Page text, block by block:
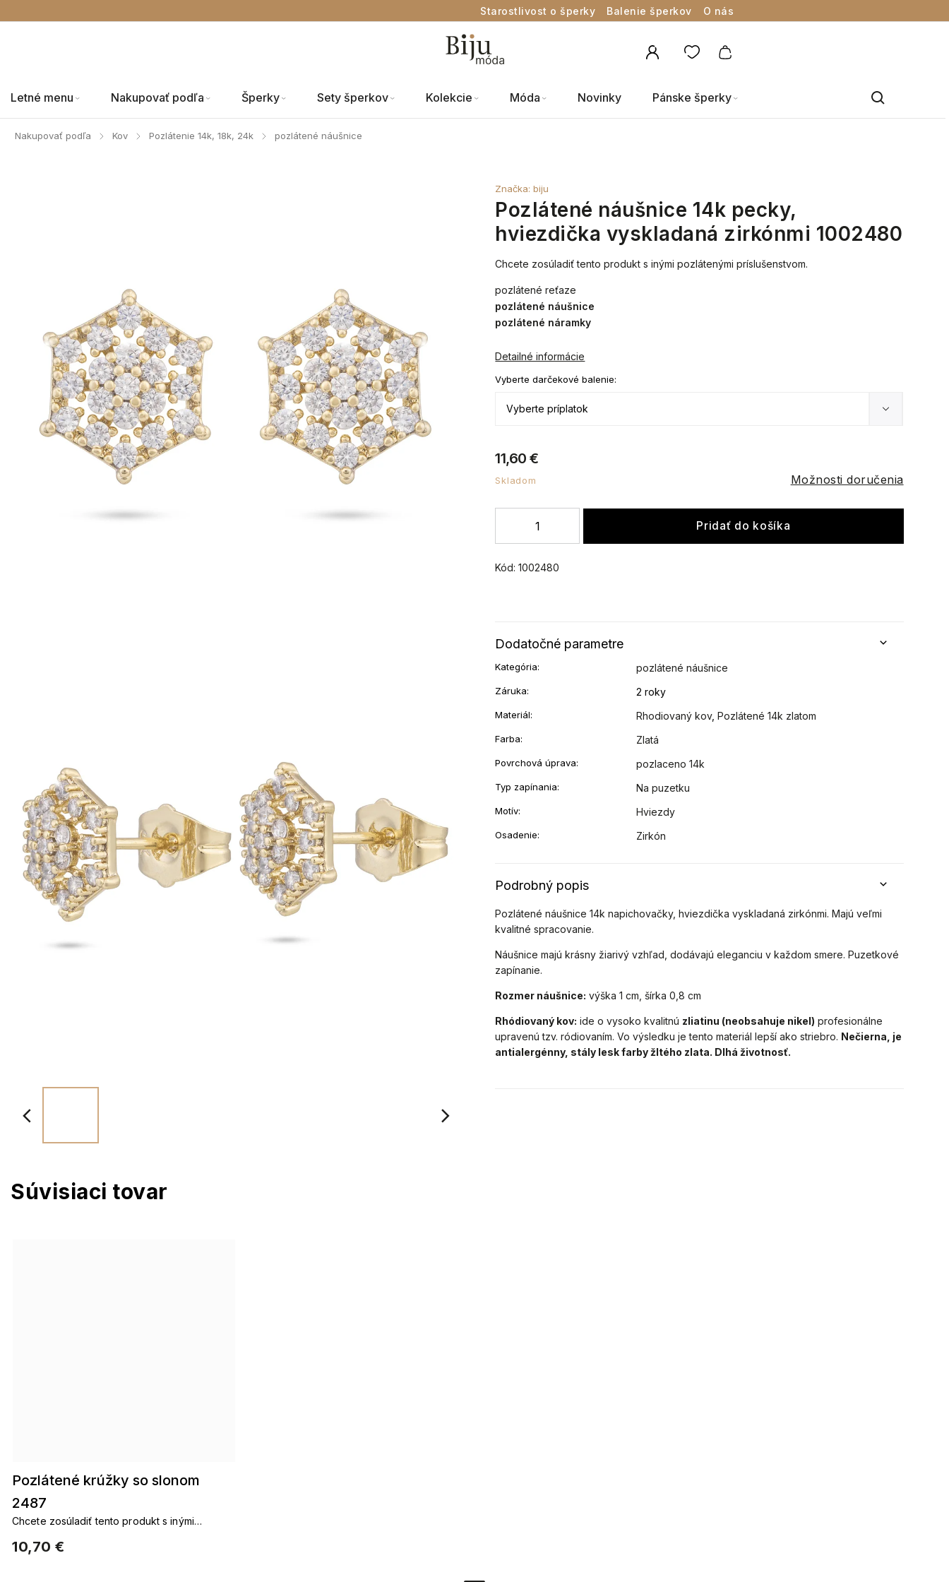
Starostlivost o šperky Balenie šperkov O nás
Letné menu Nakupovať podľa Šperky Sety šperkov Kolekcie Móda Novinky Pánske šperky
Nakupovať podľa / Kov / Pozlátenie 14k, 18k, 24k / pozlátené náušnice
Pozlátené náušnice 14k pecky,
hviezdička vyskladaná zirkónmi 1002480
Kód: 1002480
Značka:biju
11,60 €
Skladom Možnosti doručenia
Vyberte darčekové balenie:
Pridať do košíka
Chcete zosúladiť tento produkt s inými pozlátenými príslušenstvom.
pozlátené reťaze
pozlátené náušnice
pozlátené náramky
Detailné informácie
Podrobný popis
Pozlátené náušnice 14k napichovačky, hviezdička vyskladaná zirkónmi. Majú veľmi
kvalitné spracovanie.
Náušnice majú krásny žiarivý vzhľad, dodávajú eleganciu v každom smere. Puzetkové
zapínanie.
Rozmer náušnice: výška 1 cm, šírka 0,8 cm
Rhódiovaný kov: ide o vysoko kvalitnú zliatinu (neobsahuje nikel) profesionálne
upravenú tzv. ródiovaním.Vo výsledku je tento materiál lepší ako striebro. Nečierna, je
antialergénny, stály lesk farby žltého zlata. Dlhá životnosť.
Dodatočné parametre
Kategória: pozlátené náušnice
Záruka: 2 roky
Materiál: Rhodiovaný kov,Pozlátené 14k zlatom
Farba: Zlatá
Povrchová úprava: pozlaceno 14k
Typ zapínania: Na puzetku
Motív: Hviezdy
Osadenie: Zirkón
Súvisiaci tovar
Pozlátené krúžky so slonom
2487
10,70 €
Chcete zosúladiť tento produkt s inými
reťazepozlátené náušnicepozlátené náramky